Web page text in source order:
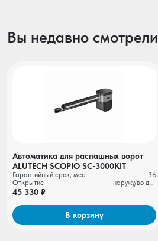
Вы недавно смотрели
Автоматика для распашных ворот
ALUTECH SCOPIO SC-3000KIT
Гарантийный срок, мес
36
Открытие
наружу/во двор
45 330 ₽
В корзину